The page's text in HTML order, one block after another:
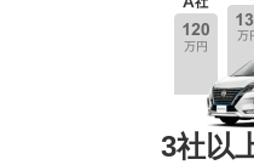
3社以